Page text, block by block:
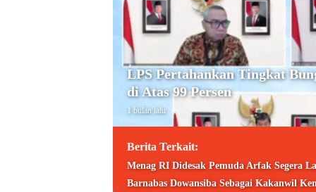
LPS Pertahankan Tingkat
di Atas 99 Persen
1 bulan lalu
Berita Terkait:
Menag RI Didesak Pemuda Arfak Segera
Barnabas Dowansiba Sebagai Kakanwil